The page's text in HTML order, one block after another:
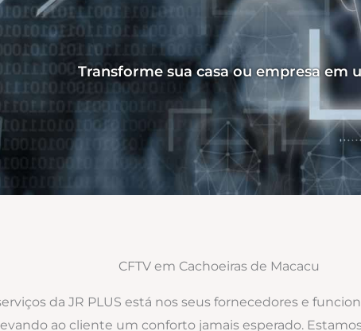
Transforme sua casa ou empresa
CFTV em Cachoeiras de Macacu
da JR PLUS está nos seus fornecedores e
ao cliente um conforto jamais esperado.